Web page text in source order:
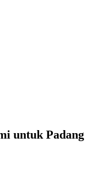
untuk Padang